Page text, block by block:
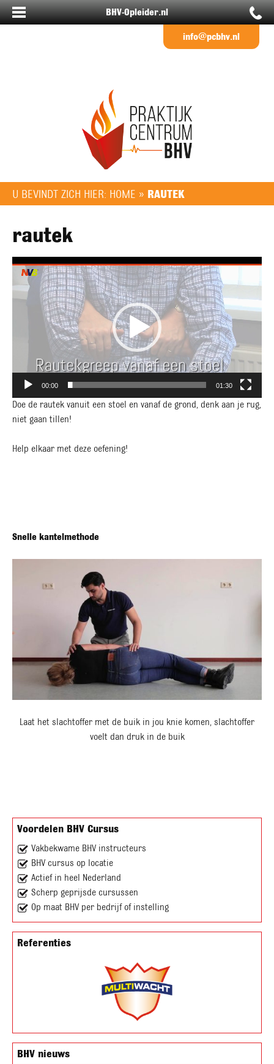
BHV-Opleider.nl
info@pcbhv.nl
U BEVINDT ZICH HIER: HOME » RAUTEK
rautek
Videospeler
00:00 01:30
Doe de rautek vanuit een stoel en vanaf de grond, denk aan je rug,
niet gaan tillen!
Help elkaar met deze oefening!
Snelle kantelmethode
Laat het slachtoffer met de buik in jou knie komen, slachtoffer
voelt dan druk in de buik
Voordelen BHV Cursus
Vakbekwame BHV instructeurs
BHV cursus op locatie
Actief in heel Nederland
Scherp geprijsde cursussen
Op maat BHV per bedrijf of instelling
Referenties
BHV nieuws